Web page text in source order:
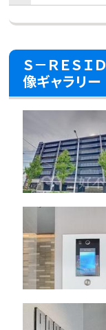
Ｓ－ＲＥＳＩ
像ギャラリー